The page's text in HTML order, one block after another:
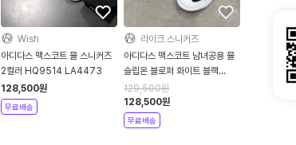
Wish
아디다스 맥스코트 뮬 스니커즈
2컬러 HQ9514 LA4473
128,500원
무료배송
라이크 스니커즈
아디다스 맥스코트 남녀공용 뮬
슬립온 블로퍼 화이트 블랙
LA4473 HQ9514
129,500원
128,500원
무료배송